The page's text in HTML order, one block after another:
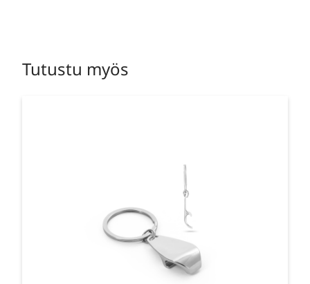
Tutustu myös